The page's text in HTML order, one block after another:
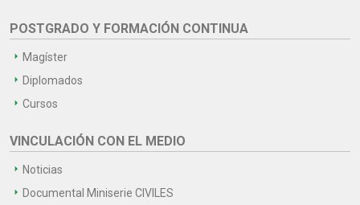
POSTGRADO Y FORMACIÓN CONTINUA
Magíster
Diplomados
Cursos
VINCULACIÓN CON EL MEDIO
Noticias
Documental Miniserie CIVILES